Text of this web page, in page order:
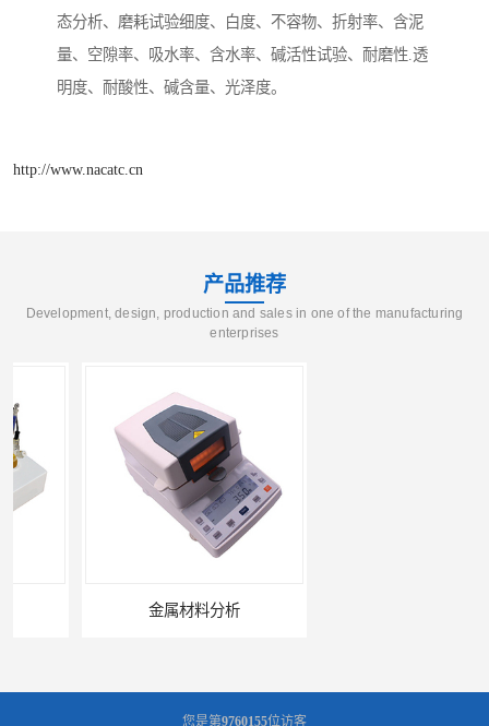
态分析、磨耗试验细度、白度、不容物、折射率、含泥
量、空隙率、吸水率、含水率、碱活性试验、耐磨性.透
明度、耐酸性、碱含量、光泽度。
http://www.nacatc.cn
产品推荐
Development, design, production and sales in one of the manufacturing
enterprises
金属材料分析
您是第9760155位访客